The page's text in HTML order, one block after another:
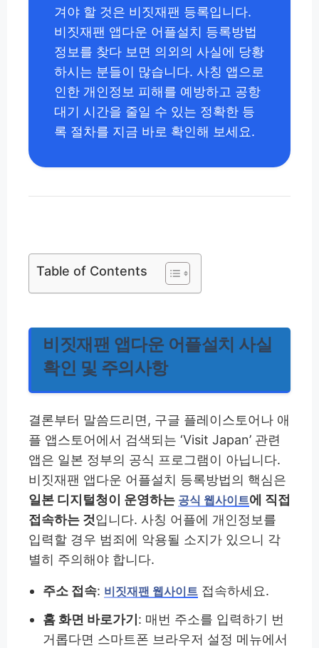
겨야 할 것은 비짓재팬 등록입니다.
비짓재팬 앱다운 어플설치 등록방법
정보를 찾다 보면 의외의 사실에 당황
하시는 분들이 많습니다. 사칭 앱으로
인한 개인정보 피해를 예방하고 공항
대기 시간을 줄일 수 있는 정확한 등
록 절차를 지금 바로 확인해 보세요.
Table of Contents
비짓재팬 앱다운 어플설치 사실
확인 및 주의사항
결론부터 말씀드리면, 구글 플레이스토어나 애
플 앱스토어에서 검색되는 ‘Visit Japan’ 관련
앱은 일본 정부의 공식 프로그램이 아닙니다.
비짓재팬 앱다운 어플설치 등록방법의 핵심은
일본 디지털청이 운영하는 공식 웹사이트에 직접
접속하는 것입니다. 사칭 어플에 개인정보를
입력할 경우 범죄에 악용될 소지가 있으니 각
별히 주의해야 합니다.
주소 접속: 비짓재팬 웹사이트 접속하세요.
홈 화면 바로가기 : 매번 주소를 입력하기 번
거롭다면 스마트폰 브라우저 설정 메뉴에서